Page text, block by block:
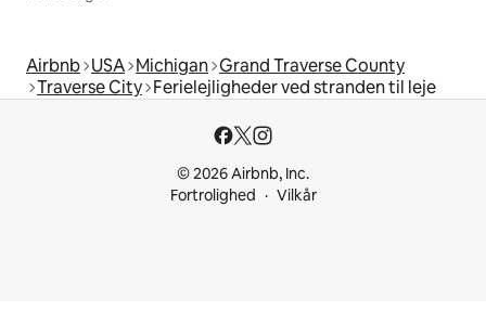
Airbnb USA Michigan Grand Traverse County
Traverse City Ferielejligheder ved stranden til leje
© 2026 Airbnb, Inc.
Fortrolighed
Vilkår